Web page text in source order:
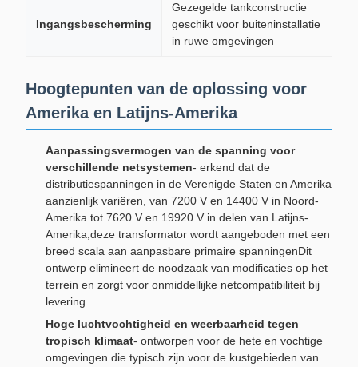
Ingangsbescherming
Gezegelde tankconstructie
geschikt voor buiteninstallatie
in ruwe omgevingen
Hoogtepunten van de oplossing voor
Amerika en Latijns-Amerika
Aanpassingsvermogen van de spanning voor
verschillende netsystemen- erkend dat de
distributiespanningen in de Verenigde Staten en Amerika
aanzienlijk variëren, van 7200 V en 14400 V in Noord-
Amerika tot 7620 V en 19920 V in delen van Latijns-
Amerika,deze transformator wordt aangeboden met een
breed scala aan aanpasbare primaire spanningenDit
ontwerp elimineert de noodzaak van modificaties op het
terrein en zorgt voor onmiddellijke netcompatibiliteit bij
levering.
Hoge luchtvochtigheid en weerbaarheid tegen
tropisch klimaat- ontworpen voor de hete en vochtige
omgevingen die typisch zijn voor de kustgebieden van